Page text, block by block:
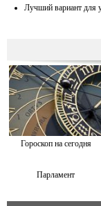
Лучший вариант для
Гороскоп на сегодня
Парламент